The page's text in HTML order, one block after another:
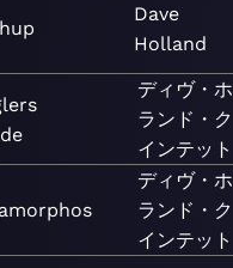
Dave
Holland
ディヴ・ホ
ランド・ク
インテット
ディヴ・ホ
ランド・ク
インテット